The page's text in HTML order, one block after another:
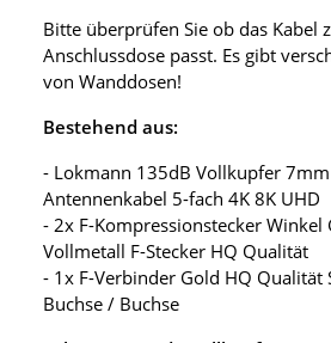
Bitte überprüfen Sie ob das Kabel
Anschlussdose passt. Es gibt
von Wanddosen!
Bestehend aus:
- Lokmann 135dB Vollkupfer 7mm
Antennenkabel 5-fach 4K 8K UHD
- 2x F-Kompressionstecker
Vollmetall F-Stecker HQ Qualität
- 1x F-Verbinder Gold HQ Qualität
Buchse / Buchse